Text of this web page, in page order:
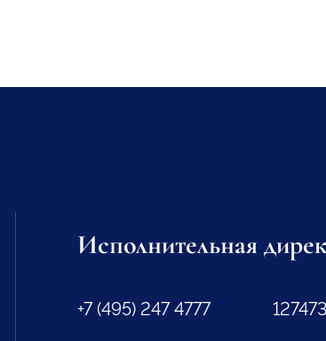
Исполнительная
+7 (495) 247 4777